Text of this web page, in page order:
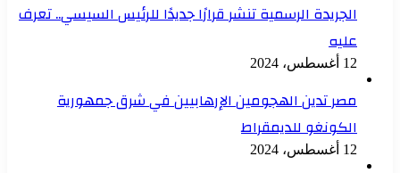
الجريدة الرسمية تنشر قرارًا جديدًا للرئيس السيسي.. تعرف
عليه
12 أغسطس، 2024
مصر تدين الهجومين الإرهابيين في شرق جمهورية
الكونغو للديمقراط
12 أغسطس، 2024